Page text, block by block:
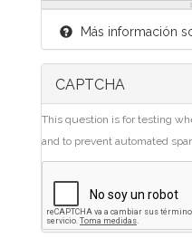
Más información
CAPTCHA
This question is for testing
and to prevent automated